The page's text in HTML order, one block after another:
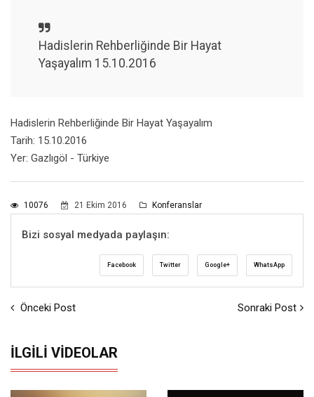
Hadislerin Rehberliğinde Bir Hayat
Yaşayalım 15.10.2016
Hadislerin Rehberliğinde Bir Hayat Yaşayalım
Tarih: 15.10.2016
Yer: Gazlıgöl - Türkiye
10076 21 Ekim 2016 Konferanslar
Bizi sosyal medyada paylaşın:
Facebook Twitter Google+ WhatsApp
Önceki Post Sonraki Post
İLGILI VIDEOLAR